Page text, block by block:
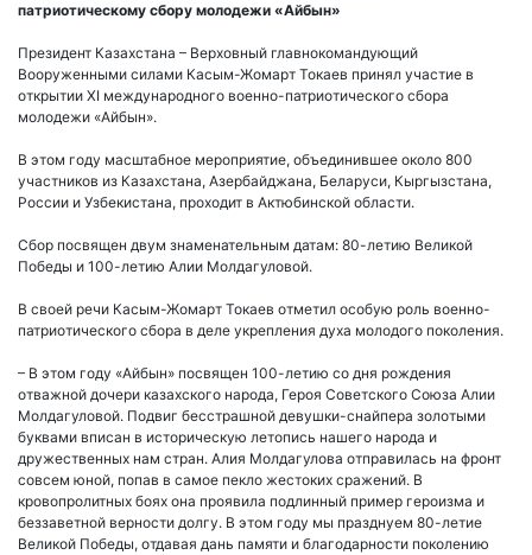
патриотическому сбору молодежи «Айбын»
Президент Казахстана – Верховный главнокомандующий
Вооруженными силами Касым-Жомарт Токаев принял участие в
открытии XI международного военно-патриотического сбора
молодежи «Айбын».
В этом году масштабное мероприятие, объединившее около 800
участников из Казахстана, Азербайджана, Беларуси, Кыргызстана,
России и Узбекистана, проходит в Актюбинской области.
Сбор посвящен двум знаменательным датам: 80-летию Великой
Победы и 100-летию Алии Молдагуловой.
В своей речи Касым-Жомарт Токаев отметил особую роль военно-
патриотического сбора в деле укрепления духа молодого поколения.
– В этом году «Айбын» посвящен 100-летию со дня рождения
отважной дочери казахского народа, Героя Советского Союза Алии
Молдагуловой. Подвиг бесстрашной девушки-снайпера золотыми
буквами вписан в историческую летопись нашего народа и
дружественных нам стран. Алия Молдагулова отправилась на фронт
совсем юной, попав в самое пекло жестоких сражений. В
кровопролитных боях она проявила подлинный пример героизма и
беззаветной верности долгу. В этом году мы празднуем 80-летие
Великой Победы, отдавая дань памяти и благодарности поколению